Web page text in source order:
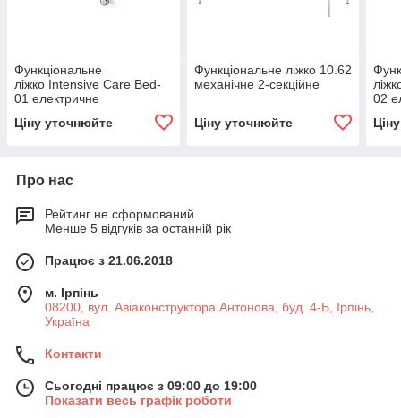
Функціональне
ліжко Intensive Care Bed-
01 електричне
Ціну уточнюйте
Функціональне ліжко 10.62
механічне 2-секційне
Ціну уточнюйте
02
Про нас
Рейтинг не сформований
Менше 5 відгуків за останній рік
Працює з 21.06.2018
м. Ірпінь
08200, вул. Авіаконструктора Антонова, буд. 4-Б, Ірпінь,
Україна
Контакти
Сьогодні працює з 09:00 до 19:00
Показати весь графік роботи